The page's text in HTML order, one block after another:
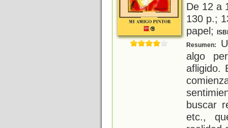
De 12 a
130 p.;
papel;
Resumen:
algo
afligido.
buscar
etc.,